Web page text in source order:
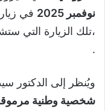
نوفمبر 2025
في
،تلك الزيارة التي
.
ويُنظر إلى الدكتور
شخصية وطنية مرموقة